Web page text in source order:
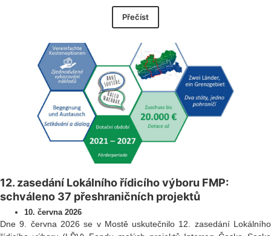
Přečíst
12. zasedání Lokálního řídicího výboru FMP:
schváleno 37 přeshraničních projektů
10. června 2026
Dne 9. června 2026 se v Mostě uskutečnilo 12. zasedání Lokálního